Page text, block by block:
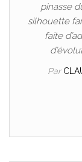
pinasse
silhouette
faite
Par